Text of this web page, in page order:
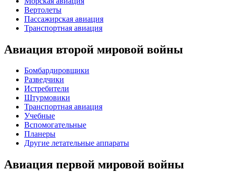
Вертолеты
Пассажирская авиация
Транспортная авиация
Авиация второй мировой войны
Бомбардировщики
Разведчики
Истребители
Штурмовики
Транспортная авиация
Учебные
Вспомогательные
Планеры
Другие летательные аппараты
Авиация первой мировой войны